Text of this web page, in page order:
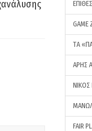
GAME
ΤA
ΑΡΗΣ
ΝΙΚΟΣ
FAIR